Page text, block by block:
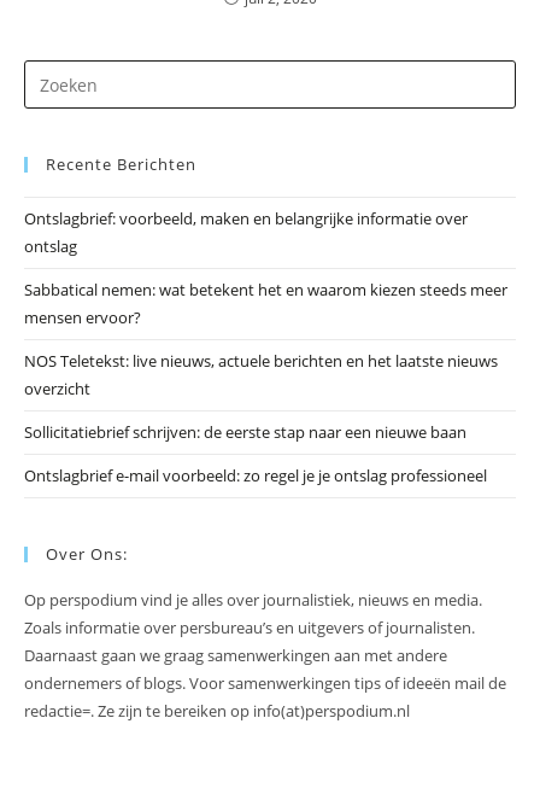
op
Recente Berichten
Ontslagbrief: voorbeeld, maken en belangrijke informatie over
ontslag
Sabbatical nemen: wat betekent het en waarom kiezen steeds meer
mensen ervoor?
NOS Teletekst: live nieuws, actuele berichten en het laatste nieuws
overzicht
Sollicitatiebrief schrijven: de eerste stap naar een nieuwe baan
Ontslagbrief e-mail voorbeeld: zo regel je je ontslag professioneel
Over Ons:
Op perspodium vind je alles over journalistiek, nieuws en media.
Zoals informatie over persbureau’s en uitgevers of journalisten.
Daarnaast gaan we graag samenwerkingen aan met andere
ondernemers of blogs. Voor samenwerkingen tips of ideeën mail de
redactie=. Ze zijn te bereiken op info(at)perspodium.nl